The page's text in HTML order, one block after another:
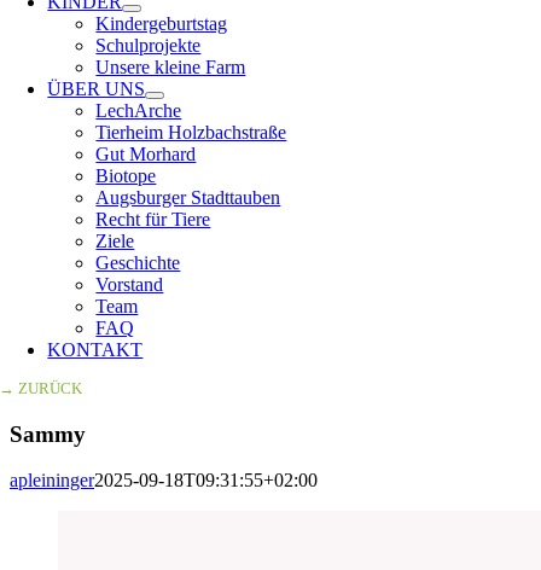
Kindergeburtstag
Schulprojekte
Unsere kleine Farm
ÜBER UNS
LechArche
Tierheim Holzbachstraße
Gut Morhard
Biotope
Augsburger Stadttauben
Recht für Tiere
Ziele
Geschichte
Vorstand
Team
FAQ
KONTAKT
→ ZURÜCK
Sammy
apleininger2025-09-18T09:31:55+02:00